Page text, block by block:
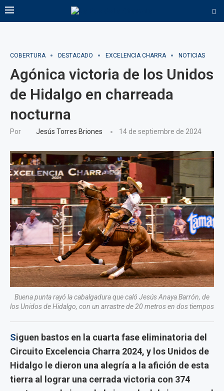
COBERTURA DESTACADO EXCELENCIA CHARRA NOTICIAS
Agónica victoria de los Unidos
de Hidalgo en charreada
nocturna
Por Jesús Torres Briones 14 de septiembre de 2024
Buena punta rayó la cabalgadura que caló Jesús Anaya Barrón, de
los Unidos de Hidalgo, con un arrastre de 20 metros en dos tiempos
Siguen bastos en la cuarta fase eliminatoria del
Circuito Excelencia Charra 2024, y los Unidos de
Hidalgo le dieron una alegría a la afición de esta
tierra al lograr una cerrada victoria con 374